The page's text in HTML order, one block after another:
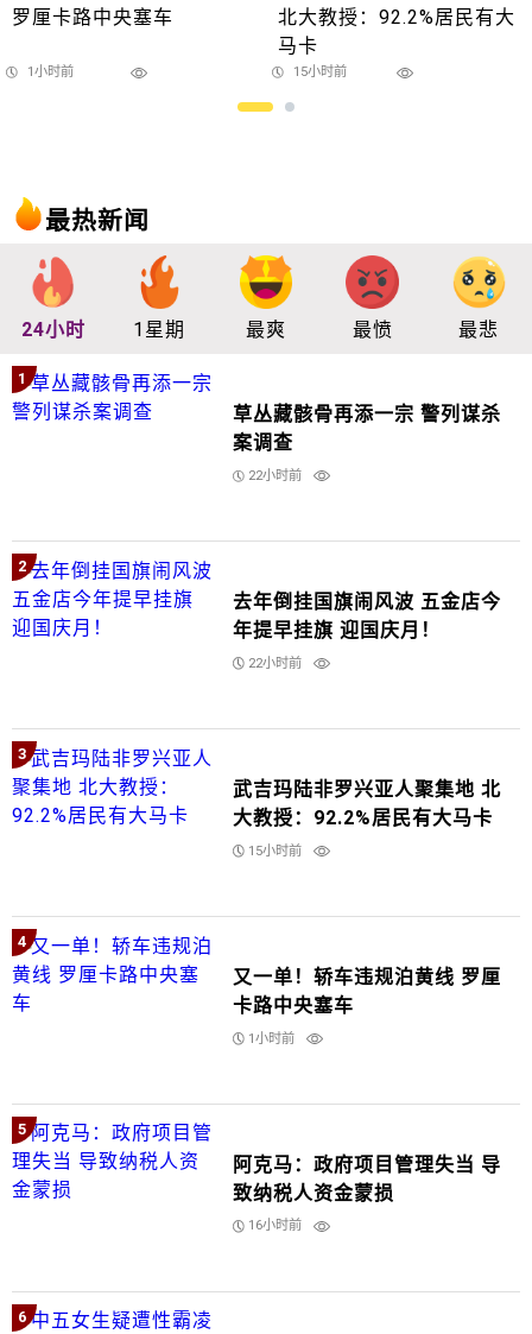
罗厘卡路中央塞车
1小时前
北大教授：92.2%居民有大
马卡
15小时前
最热新闻
24小时 1星期 最爽 最愤 最悲
1
草丛藏骸骨再添一宗 警列谋杀
案调查
22小时前
2
去年倒挂国旗闹风波 五金店今
年提早挂旗 迎国庆月！
22小时前
3
武吉玛陆非罗兴亚人聚集地 北
大教授：92.2%居民有大马卡
15小时前
4
又一单！轿车违规泊黄线 罗厘
卡路中央塞车
1小时前
5
阿克马：政府项目管理失当 导
致纳税人资金蒙损
16小时前
6